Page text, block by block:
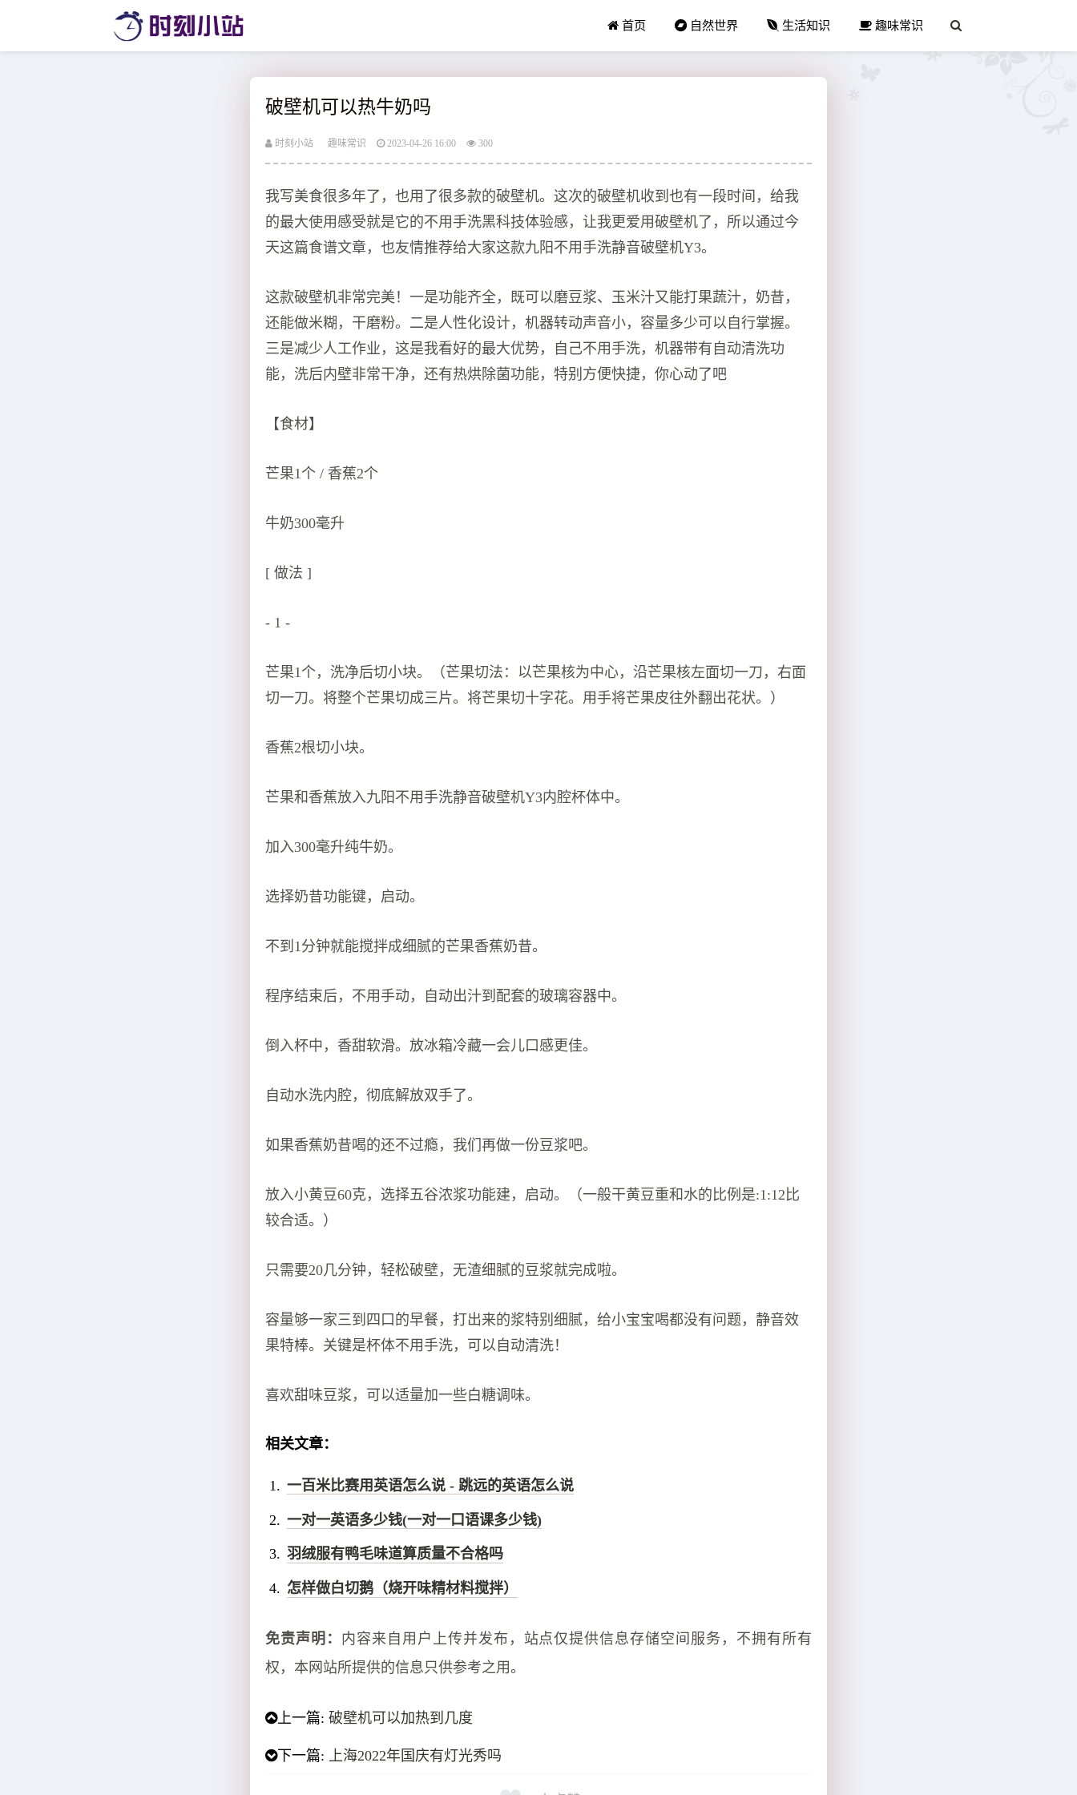
首页 自然世界 生活知识 趣味常识
破壁机可以热牛奶吗
时刻小站 趣味常识 2023-04-26 16:00 300
我写美食很多年了，也用了很多款的破壁机。这次的破壁机收到也有一段时间，给我
的最大使用感受就是它的不用手洗黑科技体验感，让我更爱用破壁机了，所以通过今
天这篇食谱文章，也友情推荐给大家这款九阳不用手洗静音破壁机Y3。
这款破壁机非常完美！一是功能齐全，既可以磨豆浆、玉米汁又能打果蔬汁，奶昔，
还能做米糊，干磨粉。二是人性化设计，机器转动声音小，容量多少可以自行掌握。
三是减少人工作业，这是我看好的最大优势，自己不用手洗，机器带有自动清洗功
能，洗后内壁非常干净，还有热烘除菌功能，特别方便快捷，你心动了吧
【食材】
芒果1个 / 香蕉2个
牛奶300毫升
[ 做法 ]
- 1 -
芒果1个，洗净后切小块。（芒果切法：以芒果核为中心，沿芒果核左面切一刀，右面
切一刀。将整个芒果切成三片。将芒果切十字花。用手将芒果皮往外翻出花状。）
香蕉2根切小块。
芒果和香蕉放入九阳不用手洗静音破壁机Y3内腔杯体中。
加入300毫升纯牛奶。
选择奶昔功能键，启动。
不到1分钟就能搅拌成细腻的芒果香蕉奶昔。
程序结束后，不用手动，自动出汁到配套的玻璃容器中。
倒入杯中，香甜软滑。放冰箱冷藏一会儿口感更佳。
自动水洗内腔，彻底解放双手了。
如果香蕉奶昔喝的还不过瘾，我们再做一份豆浆吧。
放入小黄豆60克，选择五谷浓浆功能建，启动。（一般干黄豆重和水的比例是:1:12比
较合适。）
只需要20几分钟，轻松破壁，无渣细腻的豆浆就完成啦。
容量够一家三到四口的早餐，打出来的浆特别细腻，给小宝宝喝都没有问题，静音效
果特棒。关键是杯体不用手洗，可以自动清洗！
喜欢甜味豆浆，可以适量加一些白糖调味。
相关文章：
一百米比赛用英语怎么说 - 跳远的英语怎么说
一对一英语多少钱(一对一口语课多少钱)
羽绒服有鸭毛味道算质量不合格吗
怎样做白切鹅（烧开味精材料搅拌）
免责声明： 内容来自用户上传并发布，站点仅提供信息存储空间服务，不拥有所有
权，本网站所提供的信息只供参考之用。
上一篇:破壁机可以加热到几度
下一篇: 上海2022年国庆有灯光秀吗